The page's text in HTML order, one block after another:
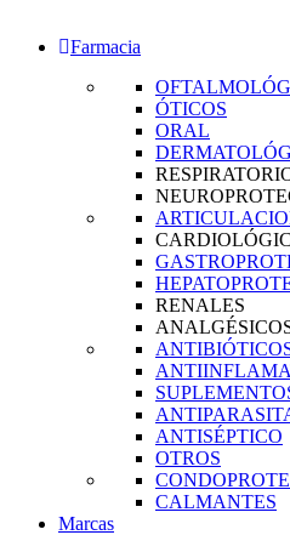
Farmacia
ÓTICOS
ORAL
RENALES
ANTISÉPTICO
OTROS
CALMANTES
Marcas